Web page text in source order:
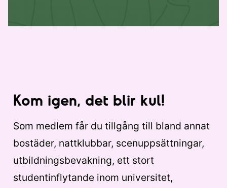
Kom igen, det blir kul!
Som medlem får du tillgång till bland annat
bostäder, nattklubbar, scenuppsättningar,
utbildningsbevakning, ett stort
studentinflytande inom universitet,